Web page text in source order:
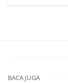
BACA JUGA